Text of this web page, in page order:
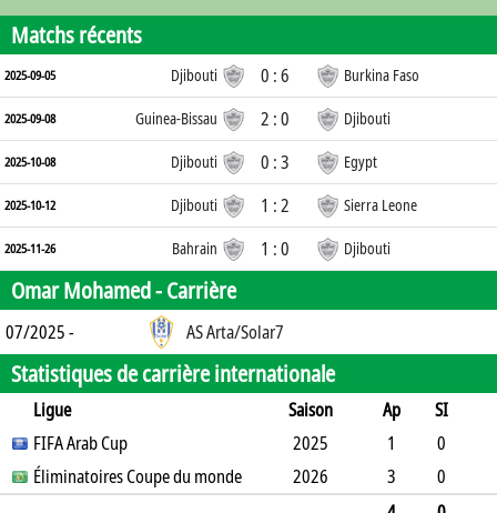
Matchs récents
2025-09-05 Djibouti 0 : 6 Burkina Faso
2025-09-08 Guinea-Bissau 2 : 0 Djibouti
2025-10-08 Djibouti 0 : 3 Egypt
2025-10-12 Djibouti 1 : 2 Sierra Leone
2025-11-26 Bahrain 1 : 0 Djibouti
Omar Mohamed -Carrière
07/2025 - AS Arta/Solar7
Statistiques de carrière internationale
Ligue Saison Ap
SI
SO
B B CR Min
FIFA Arab Cup 2025 1
0
1
0 0 0 0 0 65
Éliminatoires Coupe du monde 2026 3
0